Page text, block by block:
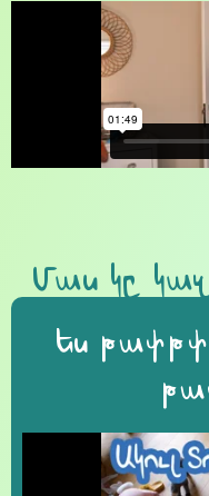
Մաս կը
Ես